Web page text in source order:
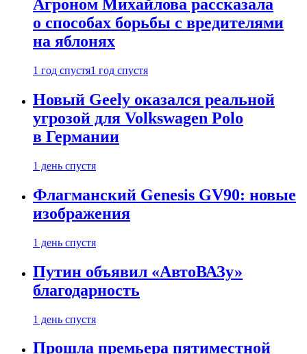
Агроном Михайлова рассказала
о способах борьбы с вредителями
на яблонях
1 год спустя1 год спустя
Новый Geely оказался реальной
угрозой для Volkswagen Polo
в Германии
1 день спустя
Флагманский Genesis GV90: новые
изображения
1 день спустя
Путин объявил «АвтоВАЗу»
благодарность
1 день спустя
Прошла премьера пятиместной